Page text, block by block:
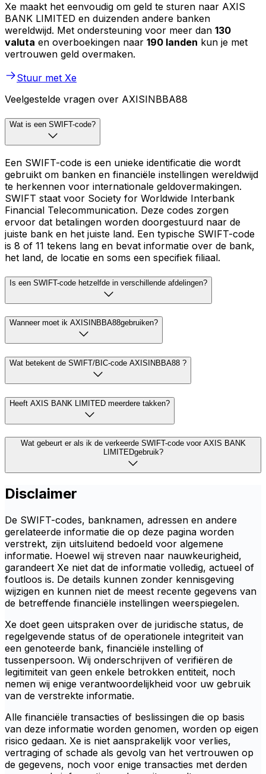
Xe maakt het eenvoudig om geld te sturen naar AXIS
BANK LIMITED en duizenden andere banken
wereldwijd. Met ondersteuning voor meer dan 130
valuta en overboekingen naar 190 landen kun je met
vertrouwen geld overmaken.
Stuur met Xe
Veelgestelde vragen over AXISINBBA88
Wat is een SWIFT-code?
Een SWIFT-code is een unieke identificatie die wordt
gebruikt om banken en financiële instellingen wereldwijd
te herkennen voor internationale geldovermakingen.
SWIFT staat voor Society for Worldwide Interbank
Financial Telecommunication. Deze codes zorgen
ervoor dat betalingen worden doorgestuurd naar de
juiste bank en het juiste land. Een typische SWIFT-code
is 8 of 11 tekens lang en bevat informatie over de bank,
het land, de locatie en soms een specifiek filiaal.
Is een SWIFT-code hetzelfde in verschillende afdelingen?
Wanneer moet ik AXISINBBA88gebruiken?
Wat betekent de SWIFT/BIC-code AXISINBBA88 ?
Heeft AXIS BANK LIMITED meerdere takken?
Wat gebeurt er als ik de verkeerde SWIFT-code voor AXIS BANK
LIMITEDgebruik?
Disclaimer
De SWIFT-codes, banknamen, adressen en andere
gerelateerde informatie die op deze pagina worden
verstrekt, zijn uitsluitend bedoeld voor algemene
informatie. Hoewel wij streven naar nauwkeurigheid,
garandeert Xe niet dat de informatie volledig, actueel of
foutloos is. De details kunnen zonder kennisgeving
wijzigen en kunnen niet de meest recente gegevens van
de betreffende financiële instellingen weerspiegelen.
Xe doet geen uitspraken over de juridische status, de
regelgevende status of de operationele integriteit van
een genoteerde bank, financiële instelling of
tussenpersoon. Wij onderschrijven of verifiëren de
legitimiteit van geen enkele betrokken entiteit, noch
nemen wij enige verantwoordelijkheid voor uw gebruik
van de verstrekte informatie.
Alle financiële transacties of beslissingen die op basis
van deze informatie worden genomen, worden op eigen
risico gedaan. Xe is niet aansprakelijk voor verlies,
vertraging of schade als gevolg van het vertrouwen op
de gegevens, noch voor enige transacties met derden